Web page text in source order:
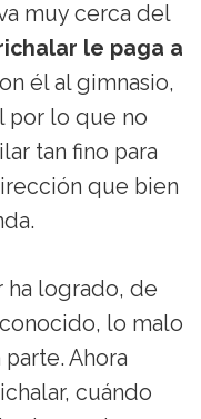
muy cerca del
le paga a
él al gimnasio,
por lo que no
tan fino para
que bien
ha logrado, de
lo malo
Ahora
cuándo